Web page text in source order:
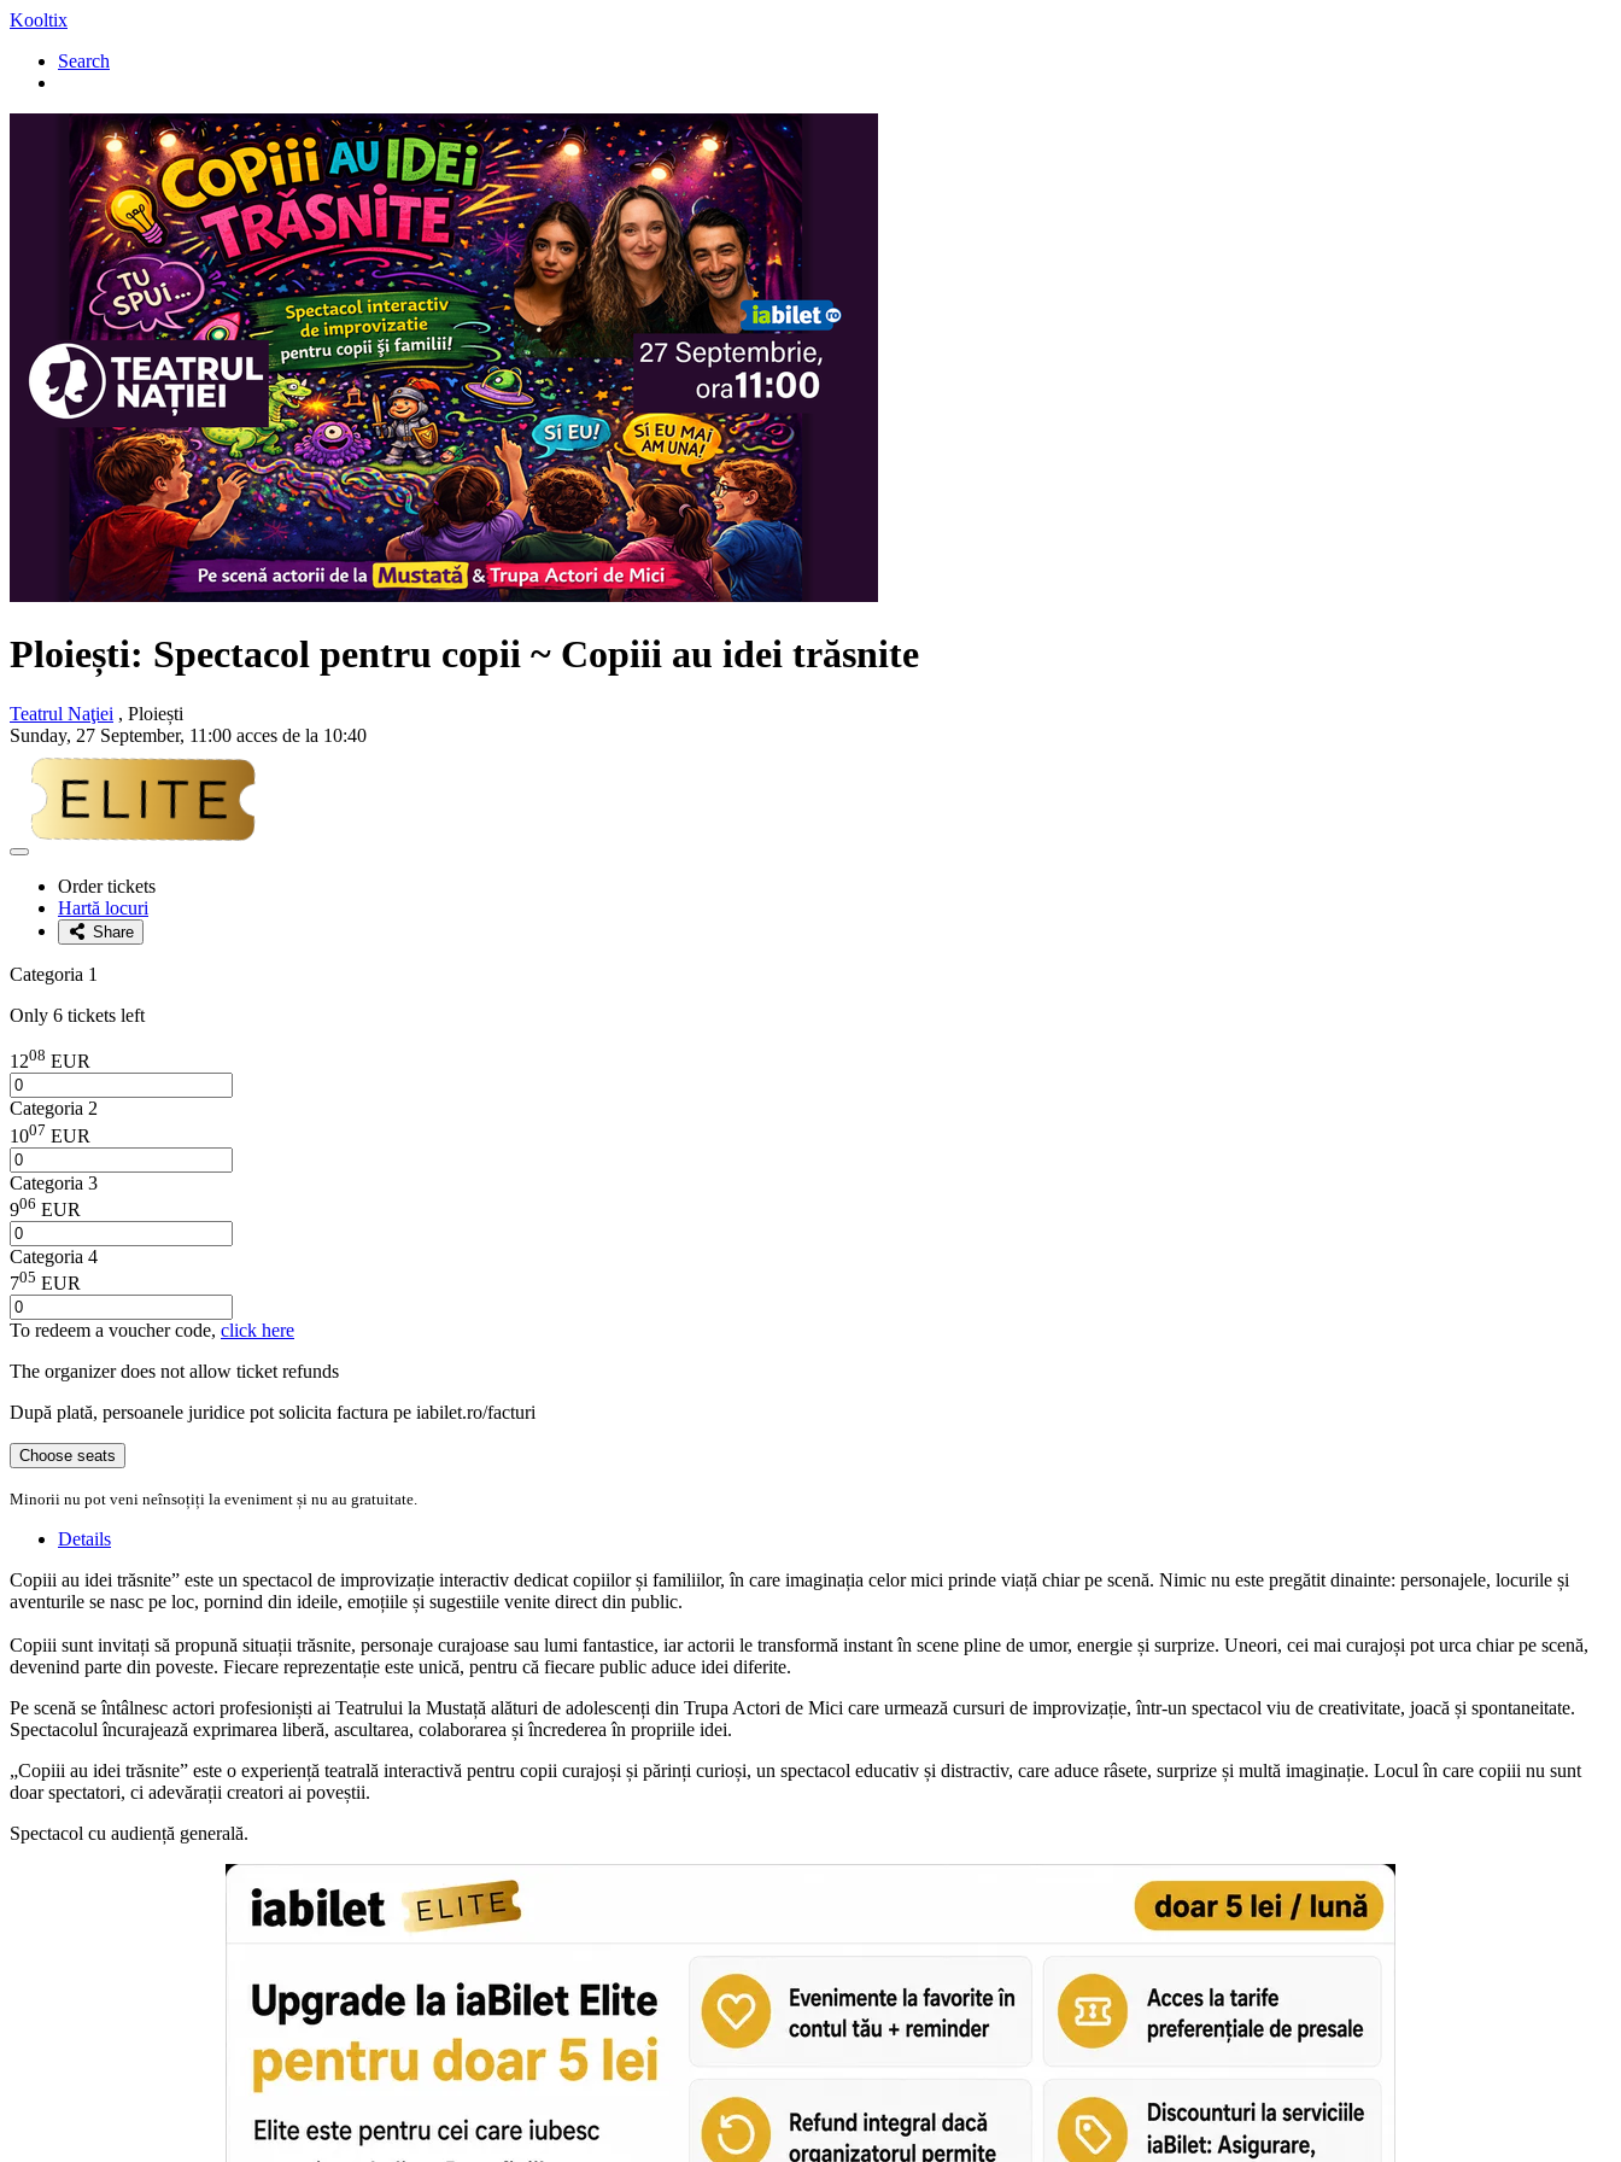
Kooltix
Search
Ploiești: Spectacol pentru copii ~ Copiii au idei trăsnite
Teatrul Naţiei , Ploiești
Sunday, 27 September, 11:00 acces de la 10:40
Adaugă
favoriteOrder tickets
Hartă locuri
Share
Categoria 1
Only 6 tickets left
1208 EUR
Categoria 2
1007 EUR
Categoria 3
906 EUR
Categoria 4
705 EUR
To redeem a voucher code, click here
The organizer does not allow ticket refunds
După plată, persoanele juridice pot solicita factura pe iabilet.ro/facturi
Choose seats
Minorii nu pot veni neînsoțiți la eveniment și nu au gratuitate.
Details
Copiii au idei trăsnite” este un spectacol de improvizație interactiv dedicat copiilor și familiilor, în care imaginația celor mici prinde viață chiar pe scenă. Nimic nu este pregătit dinainte: personajele, locurile și
aventurile se nasc pe loc, pornind din ideile, emoțiile și sugestiile venite direct din public.
Copiii sunt invitați să propună situații trăsnite, personaje curajoase sau lumi fantastice, iar actorii le transformă instant în scene pline de umor, energie și surprize. Uneori, cei mai curajoși pot urca chiar pe scenă,
devenind parte din poveste. Fiecare reprezentație este unică, pentru că fiecare public aduce idei diferite.
Pe scenă se întâlnesc actori profesioniști ai Teatrului la Mustață alături de adolescenți din Trupa Actori de Mici care urmează cursuri de improvizație, într-un spectacol viu de creativitate, joacă și spontaneitate.
Spectacolul încurajează exprimarea liberă, ascultarea, colaborarea și încrederea în propriile idei.
„Copiii au idei trăsnite” este o experiență teatrală interactivă pentru copii curajoși și părinți curioși, un spectacol educativ și distractiv, care aduce râsete, surprize și multă imaginație. Locul în care copiii nu sunt
doar spectatori, ci adevărații creatori ai poveștii.
Spectacol cu audiență generală.